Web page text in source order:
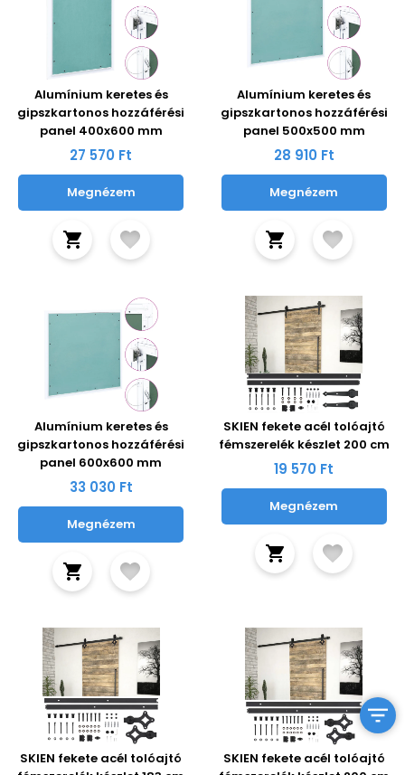
Alumínium keretes és
gipszkartonos hozzáférési
panel 400x600 mm
27 570 Ft
Megnézem
Alumínium keretes és
gipszkartonos hozzáférési
panel 500x500 mm
28 910 Ft
Megnézem
Alumínium keretes és
gipszkartonos hozzáférési
panel 600x600 mm
33 030 Ft
Megnézem
SKIEN fekete acél tolóajtó
fémszerelék készlet 200 cm
19 570 Ft
Megnézem
SKIEN fekete acél tolóajtó
SKIEN fekete acél tolóajtó